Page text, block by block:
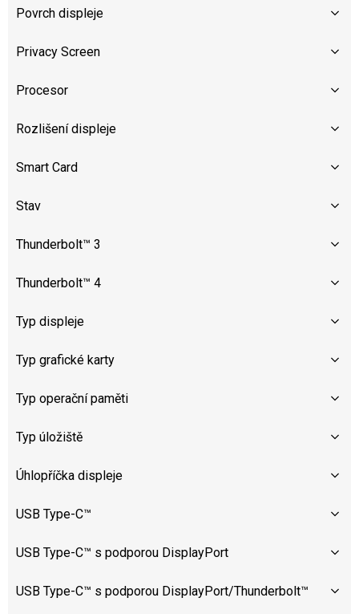
Povrch displeje
Privacy Screen
Procesor
Rozlišení displeje
Smart Card
Stav
Thunderbolt™ 3
Thunderbolt™ 4
Typ displeje
Typ grafické karty
Typ operační paměti
Typ úložiště
Úhlopříčka displeje
USB Type-C™
USB Type-C™ s podporou DisplayPort
USB Type-C™ s podporou DisplayPort/Thunderbolt™